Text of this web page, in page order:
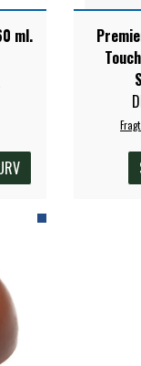
TIMER GPS
ml.